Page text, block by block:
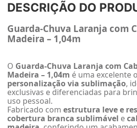
DESCRIÇÃO DO
Guarda-Chuva Laranja com
Madeira – 1,04m
O Guarda-Chuva Laranja com
Madeira – 1,04m é uma excelente
personalização via sublimação,
exclusivas e diferenciadas para
uso pessoal.
Fabricado com estrutura leve e
cobertura branca sublimável e